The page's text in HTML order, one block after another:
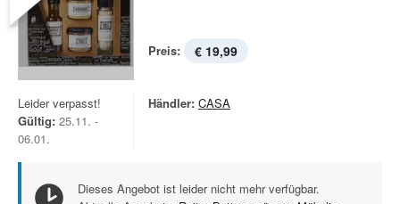
Preis: € 19,99
Leider verpasst!
Gültig: 25.11. -
06.01.
Händler: CASA
Dieses Angebot ist leider nicht mehr verfügbar.